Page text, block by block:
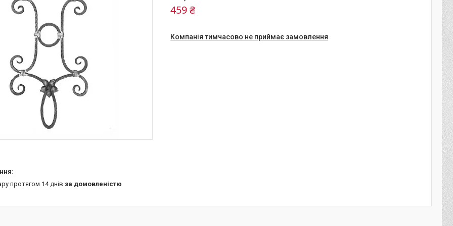
459 ₴
Компанія тимчасово не приймає замовлення
протягом 14 днів за домовленістю